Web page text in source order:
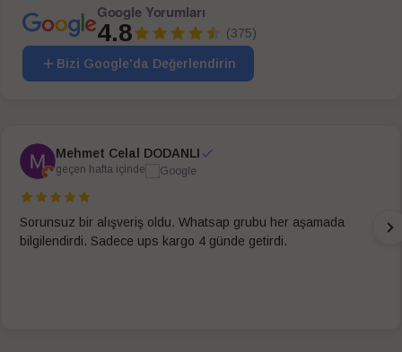
Google Yorumları
4.8 (375)
Bizi Google'da Değerlendirin
Mehmet Celal DODANLI
geçen hafta içinde
Sorunsuz bir alışveriş oldu. Whatsap grubu her aşamada
bilgilendirdi. Sadece ups kargo 4 günde getirdi.